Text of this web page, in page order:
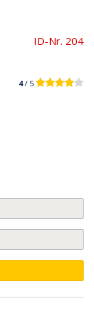
ID-Nr. 204
4/ 5